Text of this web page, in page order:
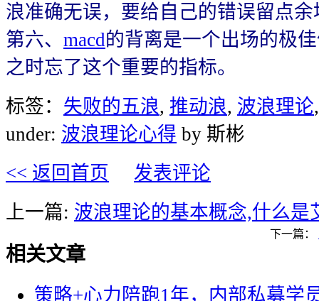
浪准确无误，要给自己的错误留点余
第六、 macd的背离是一个出场的极
之时忘了这个重要的指标。
标签： 失败的五浪, 推动浪, 波浪理论
under: 波浪理论心得 by 斯彬
<< 返回首页
发表评论
上一篇: 波浪理论的基本概念,什么是
下一篇：
相关文章
策略+心力陪跑1年，内部私募学